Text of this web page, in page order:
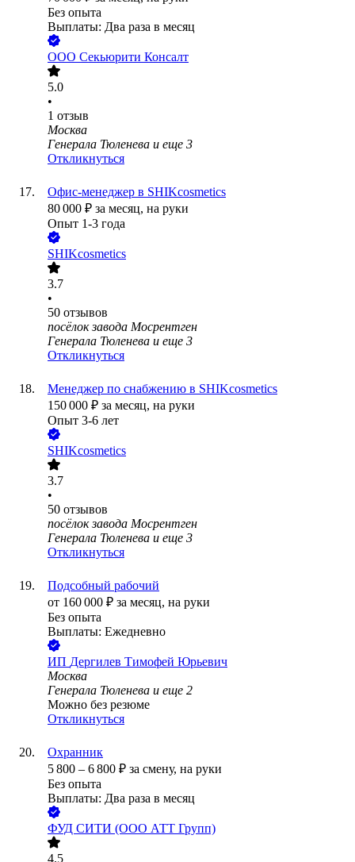
Без опыта
Выплаты: Два раза в месяц
ООО Секьюрити Консалт
5.0
•
1 отзыв
Москва
Генерала Тюленева и еще 3
Откликнуться
Офис-менеджер в SHIKcosmetics
80 000 ₽ за месяц, на руки
Опыт 1-3 года
SHIKcosmetics
3.7
•
50 отзывов
посёлок завода Мосрентген
Генерала Тюленева и еще 3
Откликнуться
Менеджер по снабжению в SHIKcosmetics
150 000 ₽ за месяц, на руки
Опыт 3-6 лет
SHIKcosmetics
3.7
•
50 отзывов
посёлок завода Мосрентген
Генерала Тюленева и еще 3
Откликнуться
Подсобный рабочий
от 160 000 ₽ за месяц, на руки
Без опыта
Выплаты: Ежедневно
ИП Дергилев Тимофей Юрьевич
Москва
Генерала Тюленева и еще 2
Можно без резюме
Откликнуться
Охранник
5 800 – 6 800 ₽ за смену, на руки
Без опыта
Выплаты: Два раза в месяц
ФУД СИТИ (ООО АТТ Групп)
4.5